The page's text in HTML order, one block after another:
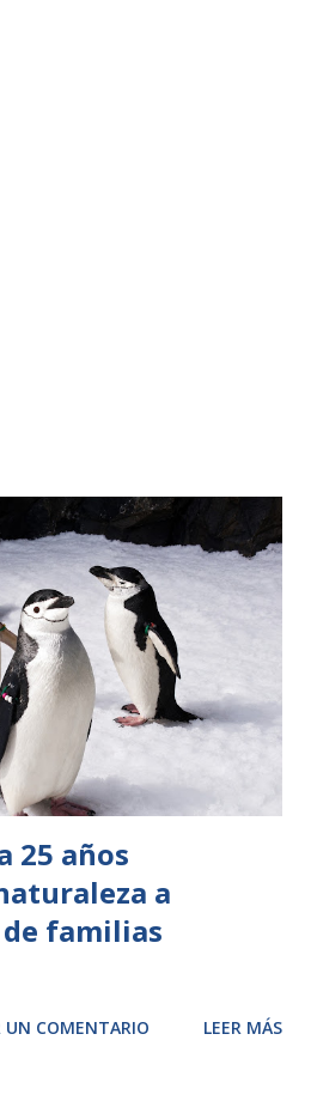
25 años
a
familias
UN COMENTARIO LEER MÁS